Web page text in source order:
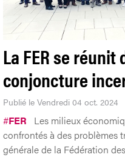
La FER se réunit
conjoncture
Publié le Vendredi 04 oct. 2024
#FER
Les milieux
confrontés à des problèmes
générale de la Fédération